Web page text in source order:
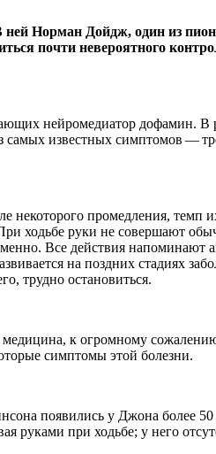
Норман Дойдж, один из
почти невероятного
нейромедиатор дофамин. В
самых известных симптомов —
некоторого промедления, темп
ходьбе руки не совершают
Все действия напоминают
на поздних стадиях
трудно остановиться.
к огромному
симптомы этой болезни.
появились у Джона более 50
руками при ходьбе; у него